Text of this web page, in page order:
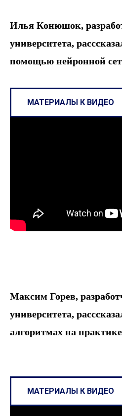
Илья Конюшок,
университета,
помощью нейронной
МАТЕРИАЛЫ К ВИДЕО
Максим Горев,
университета,
алгоритмах на практике
МАТЕРИАЛЫ К ВИДЕО